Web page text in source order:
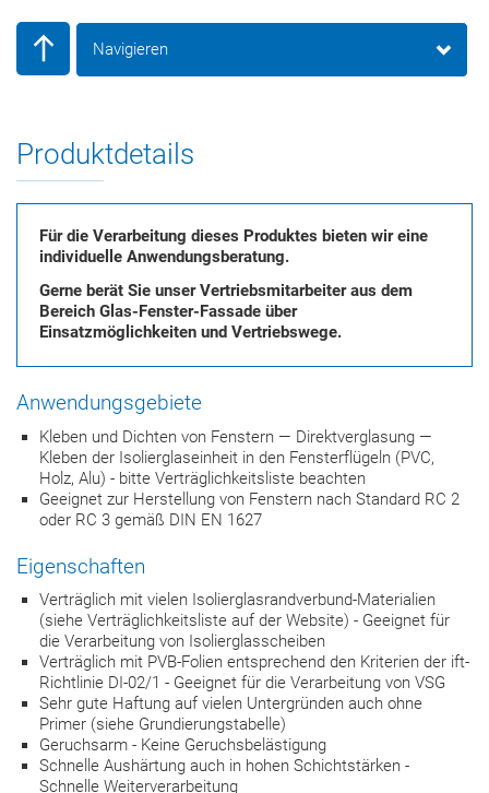
Navigieren
Produktdetails
Für die Verarbeitung dieses Produktes bieten wir eine
individuelle Anwendungsberatung.
Gerne berät Sie unser Vertriebsmitarbeiter aus dem
Bereich Glas-Fenster-Fassade über
Einsatzmöglichkeiten und Vertriebswege.
Anwendungsgebiete
Kleben und Dichten von Fenstern — Direktverglasung —
Kleben der Isolierglaseinheit in den Fensterflügeln (PVC,
Holz, Alu) - bitte Verträglichkeitsliste beachten
Geeignet zur Herstellung von Fenstern nach Standard RC 2
oder RC 3 gemäß DIN EN 1627
Eigenschaften
Verträglich mit vielen Isolierglasrandverbund-Materialien
(siehe Verträglichkeitsliste auf der Website) - Geeignet für
die Verarbeitung von Isolierglasscheiben
Verträglich mit PVB-Folien entsprechend den Kriterien der ift-
Richtlinie DI-02/1 - Geeignet für die Verarbeitung von VSG
Sehr gute Haftung auf vielen Untergründen auch ohne
Primer (siehe Grundierungstabelle)
Geruchsarm - Keine Geruchsbelästigung
Schnelle Aushärtung auch in hohen Schichtstärken -
Schnelle Weiterverarbeitung